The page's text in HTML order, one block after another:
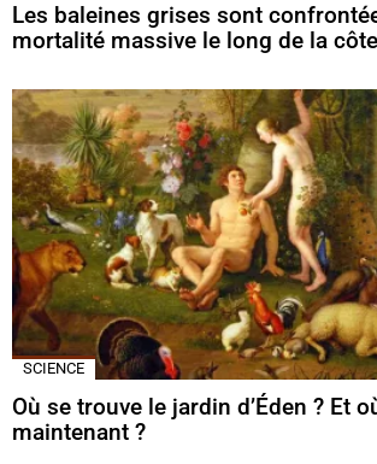
Les baleines grises sont
mortalité massive le long de la
SCIENCE
Où se trouve le jardin d’Éden ? Et
maintenant ?